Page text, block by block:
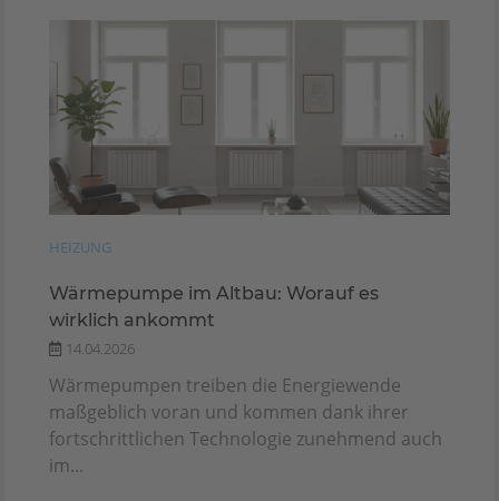
HEIZUNG
Wärmepumpe im Altbau: Worauf es
wirklich ankommt
14.04.2026
Wärmepumpen treiben die Energiewende
maßgeblich voran und kommen dank ihrer
fortschrittlichen Technologie zunehmend auch
im...